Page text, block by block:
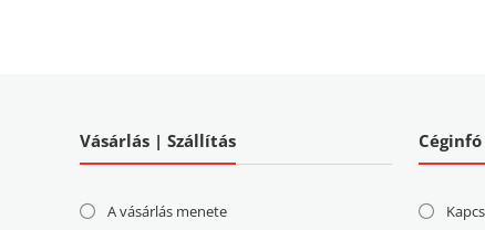
Vásárlás | Szállítás
A vásárlás menete
Céginfó